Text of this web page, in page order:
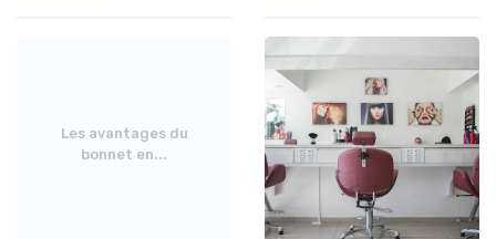
Les avantages du
bonnet en...